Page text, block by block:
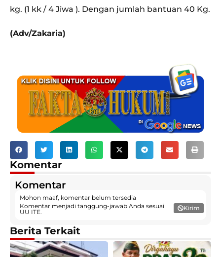
kg. (1 kk / 4 Jiwa ). Dengan jumlah bantuan 40 Kg.
(Adv/Zakaria)
Komentar
Komentar
Mohon maaf, komentar belum tersedia
Komentar menjadi tanggung-jawab Anda sesuai
UU ITE.
Kirim
Berita Terkait